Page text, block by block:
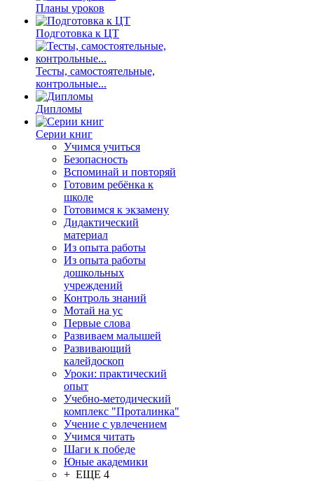
Планы уроков
Подготовка к ЦТ
Тесты, самостоятельные,
контрольные...
Дипломы
Серии книг
Учимся учиться
Безопасность
Вспоминай и повторяй
Готовим ребёнка к
школе
Готовимся к экзамену
Дидактический
материал
Из опыта работы
Из опыта работы
дошкольных
учреждений
Контроль знаний
Мотай на ус
Первые слова
Развиваем малышей
Развивающий
калейдоскоп
Уроки: практический
опыт
Учебно-методический
комплекс "Проталинка"
Учение с увлечением
Учимся читать
Шаги к победе
Юные академики
+ ЕЩЕ 4